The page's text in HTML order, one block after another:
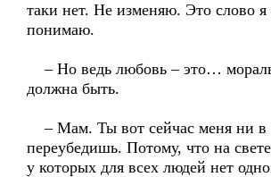
таки нет. Не изменяю. Это слово я
понимаю.
– Но ведь любовь – это…
должна быть.
– Мам. Ты вот сейчас меня ни в
переубедишь. Потому, что на
у которых для всех людей нет